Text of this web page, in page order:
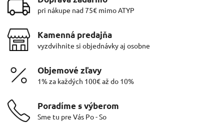
pri nákupe nad 75€ mimo ATYP
Kamenná predajňa
vyzdvihnite si objednávky aj osobne
Objemové zľavy
1% za každých 100€ až do 10%
Poradíme s výberom
Sme tu pre Vás Po - So